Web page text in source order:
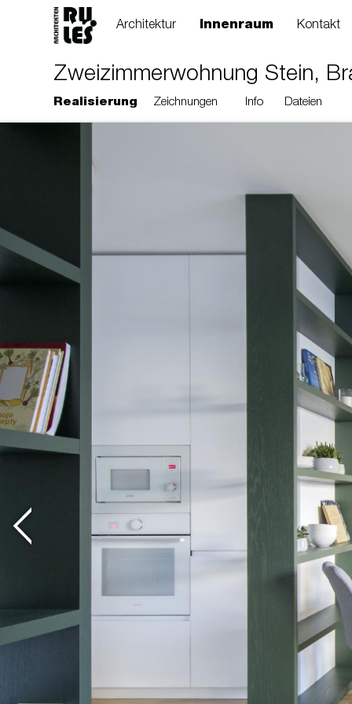
Architektur Innenraum Kontakt
Zweizimmerwohnung Stein,
Realisierung Zeichnungen Info Dateien